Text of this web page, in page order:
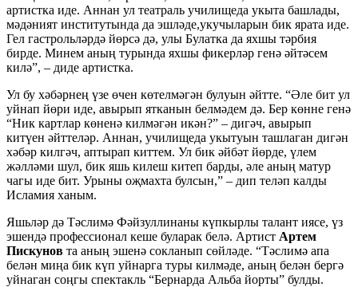
артистка иде. Аннан ул театраль училищеда укыта башлады,
мәдәният институтында да эшләде,укучыларын бик ярата иде.
Гел гастрольләрдә йөрсә дә, улы Булатка да яхшы тәрбия
бирде. Минем аның турында яхшы фикерләр генә әйтәсем
килә”, – диде артистка.
Ул бу хәбәрнең үзе өчен көтелмәгән булуын әйтте. “Әле бит ул
уйнап йөри иде, авырып ятканын белмәдем дә. Бер көнне генә
“Ник картлар көненә килмәгән икән?” – дигәч, авырып
китүен әйттеләр. Аннан, училищеда укытуын ташлаган дигән
хәбәр килгәч, аптырап киттем. Ул бик әйбәт йөрде, үлем
жәлләми шул, бик яшь килеш китеп барды, әле аның матур
чагы иде бит. Урыны оҗмахта булсын,” – дип теләп калды
Исламия ханым.
Яшьләр дә Тәслимә Фәйзуллинаны күпкырлы талант иясе, үз
эшендә профессионал кеше буларак белә. Артист Артем
Пискунов та аның эшенә сокланып сөйләде. “Тәслимә апа
белән миңа бик күп уйнарга туры килмәде, аның белән бергә
уйнаган соңгы спектакль “Бернарда Альба йорты” булды.